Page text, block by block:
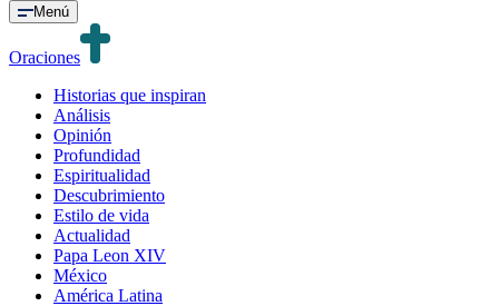
Menú
Oraciones
Historias que inspiran
Análisis
Opinión
Profundidad
Espiritualidad
Descubrimiento
Estilo de vida
Actualidad
Papa Leon XIV
México
América Latina